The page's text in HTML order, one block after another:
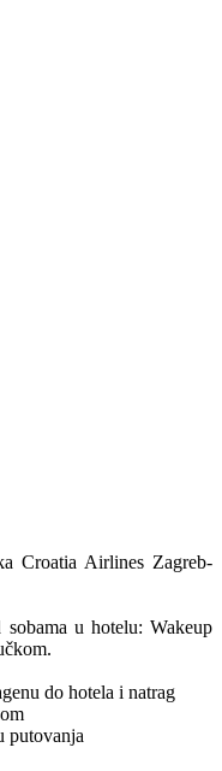
Croatia Airlines Zagreb-
sobama u hotelu: Wakeup
do hotela i natrag
putovanja